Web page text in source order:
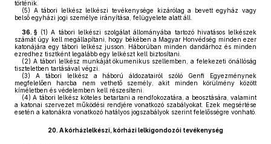
történik.
(5) A tábori lelkész lelkészi tevékenysége kizárólag a bevett egyház vagy
belső egyházi jogi személye irányítása, felügyelete alatt áll.
36. § (1) A tábori lelkészi szolgálat állományába tartozó hivatásos lelkészek
számát úgy kell megállapítani, hogy békében a Magyar Honvédség minden ezer
katonájára egy tábori lelkész jusson. Háborúban minden dandárhoz és minden
ezredhez tisztként legalább egy lelkészt kell biztosítani.
(2) A tábori lelkész munkáját ökumenikus szellemben, a felekezeti önállóság
tiszteletben tartásával végzi.
(3) A tábori lelkész a háború áldozatairól szóló Genfi Egyezménynek
megfelelően harcba nem vethető személy, akit minden körülmény között
kíméletben és védelemben kell részesíteni.
(4) A tábori lelkész köteles betartani a rendfokozatára, a beosztására, valamint
a katonai szervezet működési rendjére vonatkozó szabályokat. Ezek megsértése
esetén a katonákra vonatkozó hatályos jogszabályok szerint felelősségre vonható.
20. A kórházlelkészi, kórházi lelkigondozói tevékenység